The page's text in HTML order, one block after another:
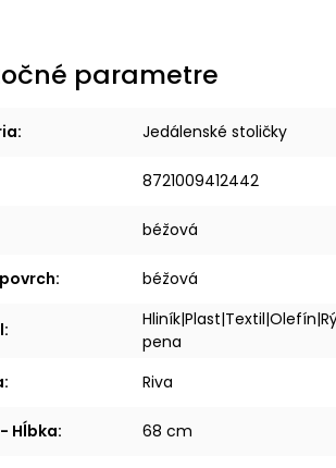
parametre
: Jedálenské stoličky
8721009412442
béžová
: béžová
:
pena
: Riva
Hĺbka: 68 cm